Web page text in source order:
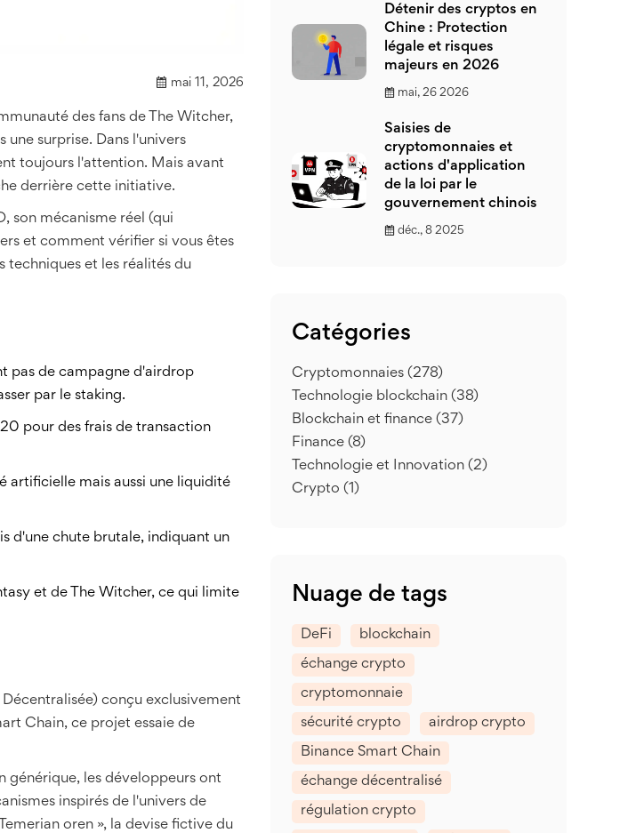
mai 11, 2026
des fans de The Witcher,
une surprise. Dans l'univers
toujours l'attention. Mais avant
derrière cette initiative.
son mécanisme réel (qui
et comment vérifier si vous êtes
techniques et les réalités du
pas de campagne d'airdrop
par le staking.
pour des frais de transaction
artificielle mais aussi une liquidité
d'une chute brutale, indiquant un
et de The Witcher, ce qui limite
conçu exclusivement
Chain, ce projet essaie de
générique, les développeurs ont
inspirés de l'univers de
oren », la devise fictive du
Détenir des cryptos en
Chine : Protection
légale et risques
majeurs en 2026
mai, 26 2026
Saisies de
cryptomonnaies et
actions d'application
de la loi par le
gouvernement chinois
déc., 8 2025
Catégories
Cryptomonnaies (278)
Technologie blockchain (38)
Blockchain et finance (37)
Finance (8)
Technologie et Innovation (2)
Crypto (1)
Nuage de tags
DeFi blockchain
échange crypto
cryptomonnaie
sécurité crypto airdrop crypto
Binance Smart Chain
échange décentralisé
régulation crypto